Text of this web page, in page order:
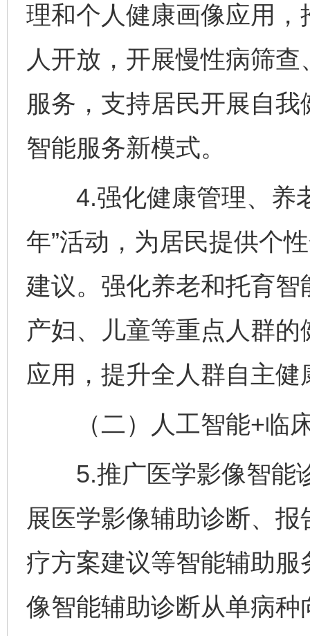
理和个人健康画像应用
人开放，开展慢性病筛
服务，支持居民开展自
智能服务新模式。
4.强化健康管理、养
年”活动，为居民提供个
建议。强化养老和托育
产妇、儿童等重点人群
应用，提升全人群自主健
（二）人工智能+临
5.推广医学影像智能
展医学影像辅助诊断、
疗方案建议等智能辅助
像智能辅助诊断从单病